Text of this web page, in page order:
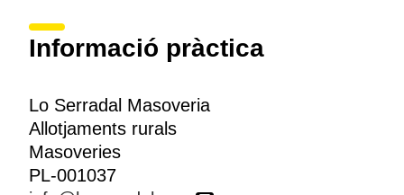
Informació pràctica
Lo Serradal Masoveria
Allotjaments rurals
Masoveries
PL-001037